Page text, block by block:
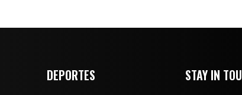
DEPORTES STAY IN